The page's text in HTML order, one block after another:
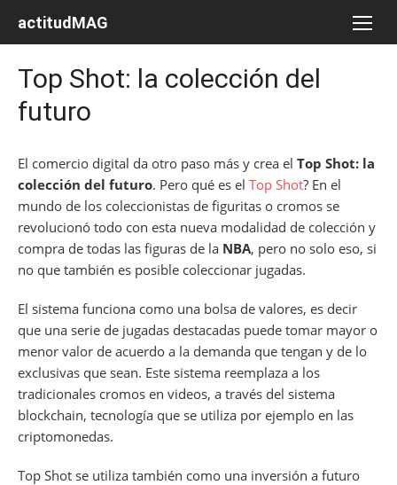
actitudMAG
Top Shot: la colección del
futuro
El comercio digital da otro paso más y crea el Top Shot: la
colección del futuro. Pero qué es el Top Shot? En el
mundo de los coleccionistas de figuritas o cromos se
revolucionó todo con esta nueva modalidad de colección y
compra de todas las figuras de la NBA, pero no solo eso, si
no que también es posible coleccionar jugadas.
El sistema funciona como una bolsa de valores, es decir
que una serie de jugadas destacadas puede tomar mayor o
menor valor de acuerdo a la demanda que tengan y de lo
exclusivas que sean. Este sistema reemplaza a los
tradicionales cromos en videos, a través del sistema
blockchain, tecnología que se utiliza por ejemplo en las
criptomonedas.
Top Shot se utiliza también como una inversión a futuro